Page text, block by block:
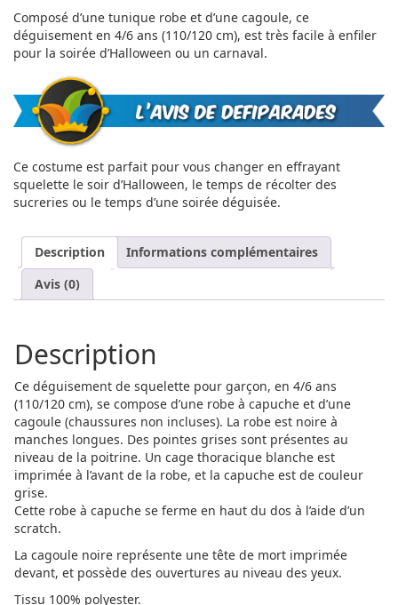
Composé d’une tunique robe et d’une cagoule, ce
déguisement en 4/6 ans (110/120 cm), est très facile à enfiler
pour la soirée d’Halloween ou un carnaval.
Ce costume est parfait pour vous changer en effrayant
squelette le soir d’Halloween, le temps de récolter des
sucreries ou le temps d’une soirée déguisée.
Description
Informations complémentaires
Avis (0)
Description
Ce déguisement de squelette pour garçon, en 4/6 ans
(110/120 cm), se compose d’une robe à capuche et d’une
cagoule (chaussures non incluses). La robe est noire à
manches longues. Des pointes grises sont présentes au
niveau de la poitrine. Un cage thoracique blanche est
imprimée à l’avant de la robe, et la capuche est de couleur
grise.
Cette robe à capuche se ferme en haut du dos à l’aide d’un
scratch.
La cagoule noire représente une tête de mort imprimée
devant, et possède des ouvertures au niveau des yeux.
Tissu 100% polyester.